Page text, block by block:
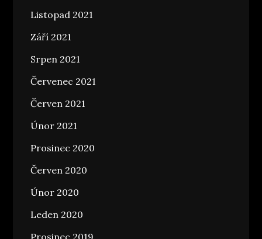
Listopad 2021
Září 2021
Srpen 2021
Červenec 2021
Červen 2021
Únor 2021
Prosinec 2020
Červen 2020
Únor 2020
Leden 2020
Prosinec 2019